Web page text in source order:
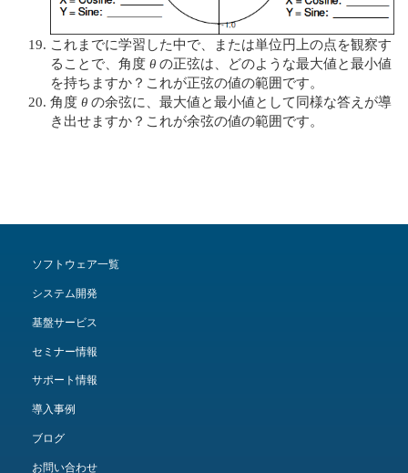
これまでに学習した中で、または単位円上の点を観察す
ることで、角度 θ の正弦は、どのような最大値と最小値
を持ちますか？これが正弦の値の範囲です。
角度 θ の余弦に、最大値と最小値として同様な答えが導
き出せますか？これが余弦の値の範囲です。
ソフトウェア一覧
システム開発
基盤サービス
セミナー情報
サポート情報
導入事例
ブログ
お問い合わせ